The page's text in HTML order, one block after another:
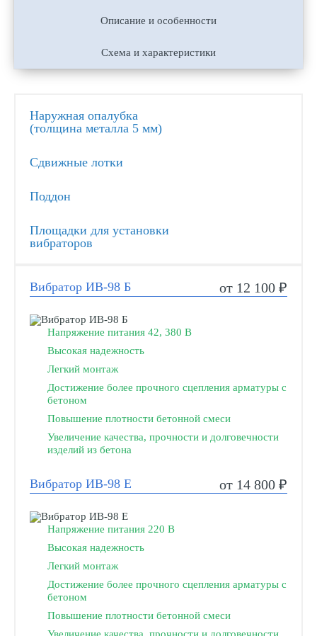
Описание и особенности
Схема и характеристики
Наружная опалубка
(толщина металла 5 мм)
Сдвижные лотки
Поддон
Площадки для установки
вибраторов
Вибратор ИВ-98 Б от 12 100 ₽
Напряжение питания 42, 380 В
Высокая надежность
Легкий монтаж
Достижение более прочного сцепления арматуры с
бетоном
Повышение плотности бетонной смеси
Увеличение качества, прочности и долговечности
изделий из бетона
Вибратор ИВ-98 Е от 14 800 ₽
Напряжение питания 220 В
Высокая надежность
Легкий монтаж
Достижение более прочного сцепления арматуры с
бетоном
Повышение плотности бетонной смеси